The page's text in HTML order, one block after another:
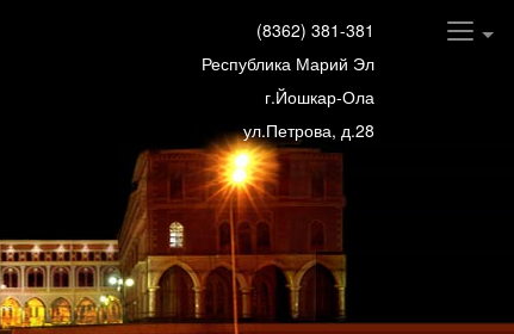
(8362) 381-381
Республика Марий Эл
г.Йошкар-Ола
ул.Петрова, д.28